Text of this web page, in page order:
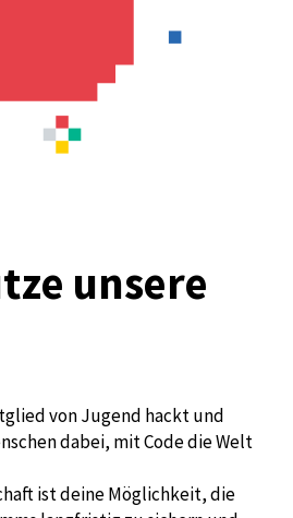
unsere
von Jugend hackt und
dabei, mit Code die Welt
ist deine Möglichkeit, die